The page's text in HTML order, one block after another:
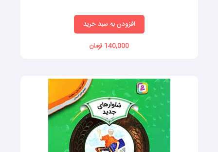
افزودن به سبد خرید
140,000 تومان